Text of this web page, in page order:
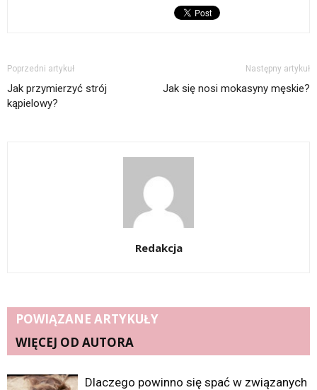
Poprzedni artykuł
Jak przymierzyć strój
kąpielowy?
Następny artykuł
Jak się nosi mokasyny męskie?
Redakcja
POWIĄZANE ARTYKUŁY
WIĘCEJ OD AUTORA
Dlaczego powinno się spać w związanych